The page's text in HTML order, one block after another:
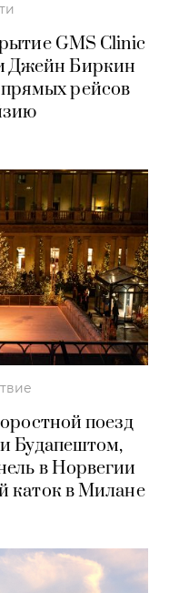
GMS Clinic
Джейн Биркин
рейсов
поезд
Будапештом,
в Норвегии
каток в Милане